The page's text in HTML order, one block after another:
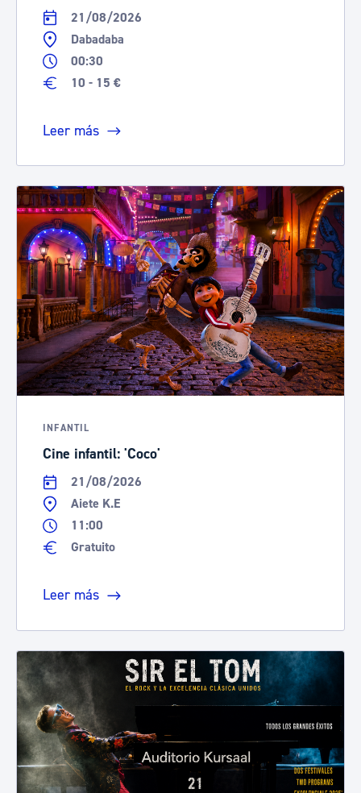
21/08/2026
Dabadaba
00:30
10 - 15 €
Leer más
INFANTIL
Cine infantil: 'Coco'
21/08/2026
Aiete K.E
11:00
Gratuito
Leer más